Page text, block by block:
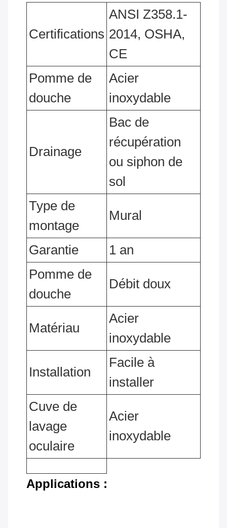
Certifications
ANSI Z358.1-
2014, OSHA,
CE
Pomme de
douche
Acier
inoxydable
Drainage
Bac de
récupération
ou siphon de
sol
Type de
montage
Mural
Garantie
1 an
Pomme de
douche
Débit doux
Matériau
Acier
inoxydable
Installation
Facile à
installer
Cuve de
lavage
oculaire
Acier
inoxydable
Applications :